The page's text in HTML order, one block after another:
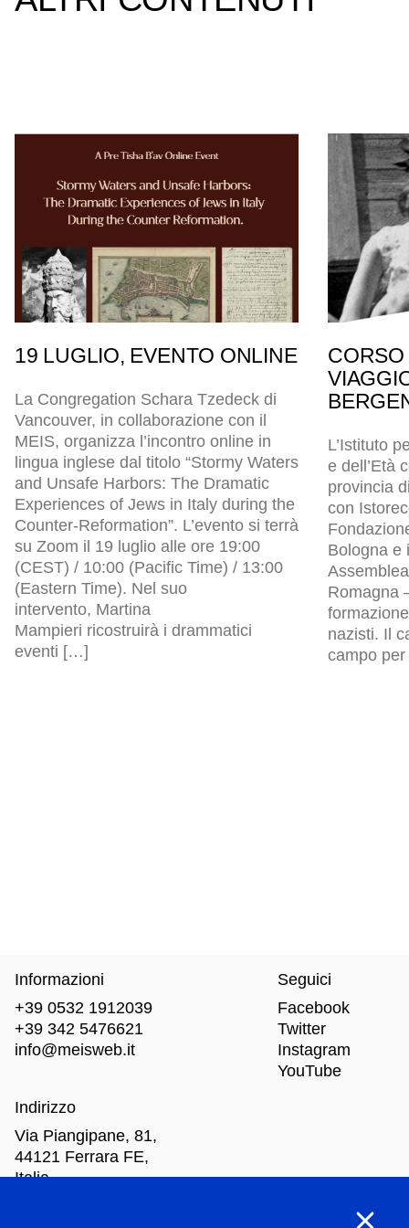
19 LUGLIO, EVENTO ONLINE
La Congregation Schara Tzedeck di
Vancouver, in collaborazione con il
MEIS, organizza l’incontro online in
lingua inglese dal titolo “Stormy Waters
and Unsafe Harbors: The Dramatic
Experiences of Jews in Italy during the
Counter-Reformation”. L’evento si terrà
su Zoom il 19 luglio alle ore 19:00
(CEST) / 10:00 (Pacific Time) / 13:00
(Eastern Time). Nel suo
intervento, Martina
Mampieri ricostruirà i drammatici
eventi […]
L’Istituto
e dell’Età
provincia
con
Bologna e
Romagna
nazisti. Il
campo
Informazioni
+39 0532 1912039
+39 342 5476621
info@meisweb.it
Indirizzo
Via Piangipane, 81,
44121 Ferrara FE,
Italia
Seguici
Facebook
Twitter
Instagram
YouTube